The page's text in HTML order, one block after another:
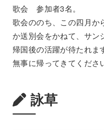
歌会 参加者3名。
歌会ののち、この四月か
か送別会をかねて、サン
帰国後の活躍が待たれま
無事に帰ってきてくださ
詠草